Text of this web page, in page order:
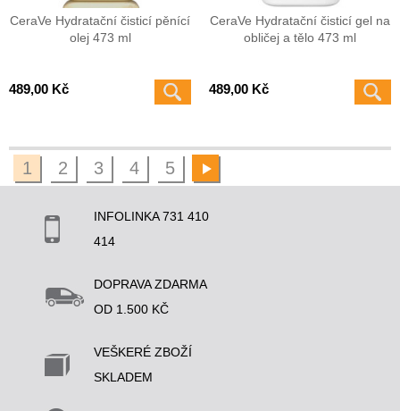
CeraVe Hydratační čisticí pěnící
olej 473 ml
489,00 Kč
CeraVe Hydratační čisticí gel na
obličej a tělo 473 ml
489,00 Kč
1 2 3 4 5
INFOLINKA 731 410
414
DOPRAVA ZDARMA
OD 1.500 KČ
VEŠKERÉ ZBOŽÍ
SKLADEM